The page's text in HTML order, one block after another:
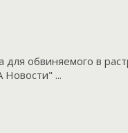
обвиняемого в
...